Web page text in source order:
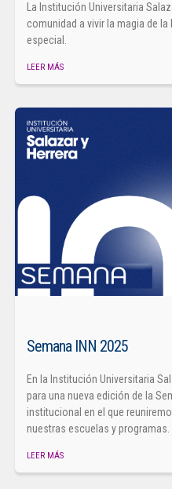
La Institución Universitaria
comunidad a vivir la magia de
especial.
LEER MÁS
Semana INN 2025
En la Institución Universitaria
para una nueva edición de la
institucional en el que
nuestras escuelas y programas.
LEER MÁS